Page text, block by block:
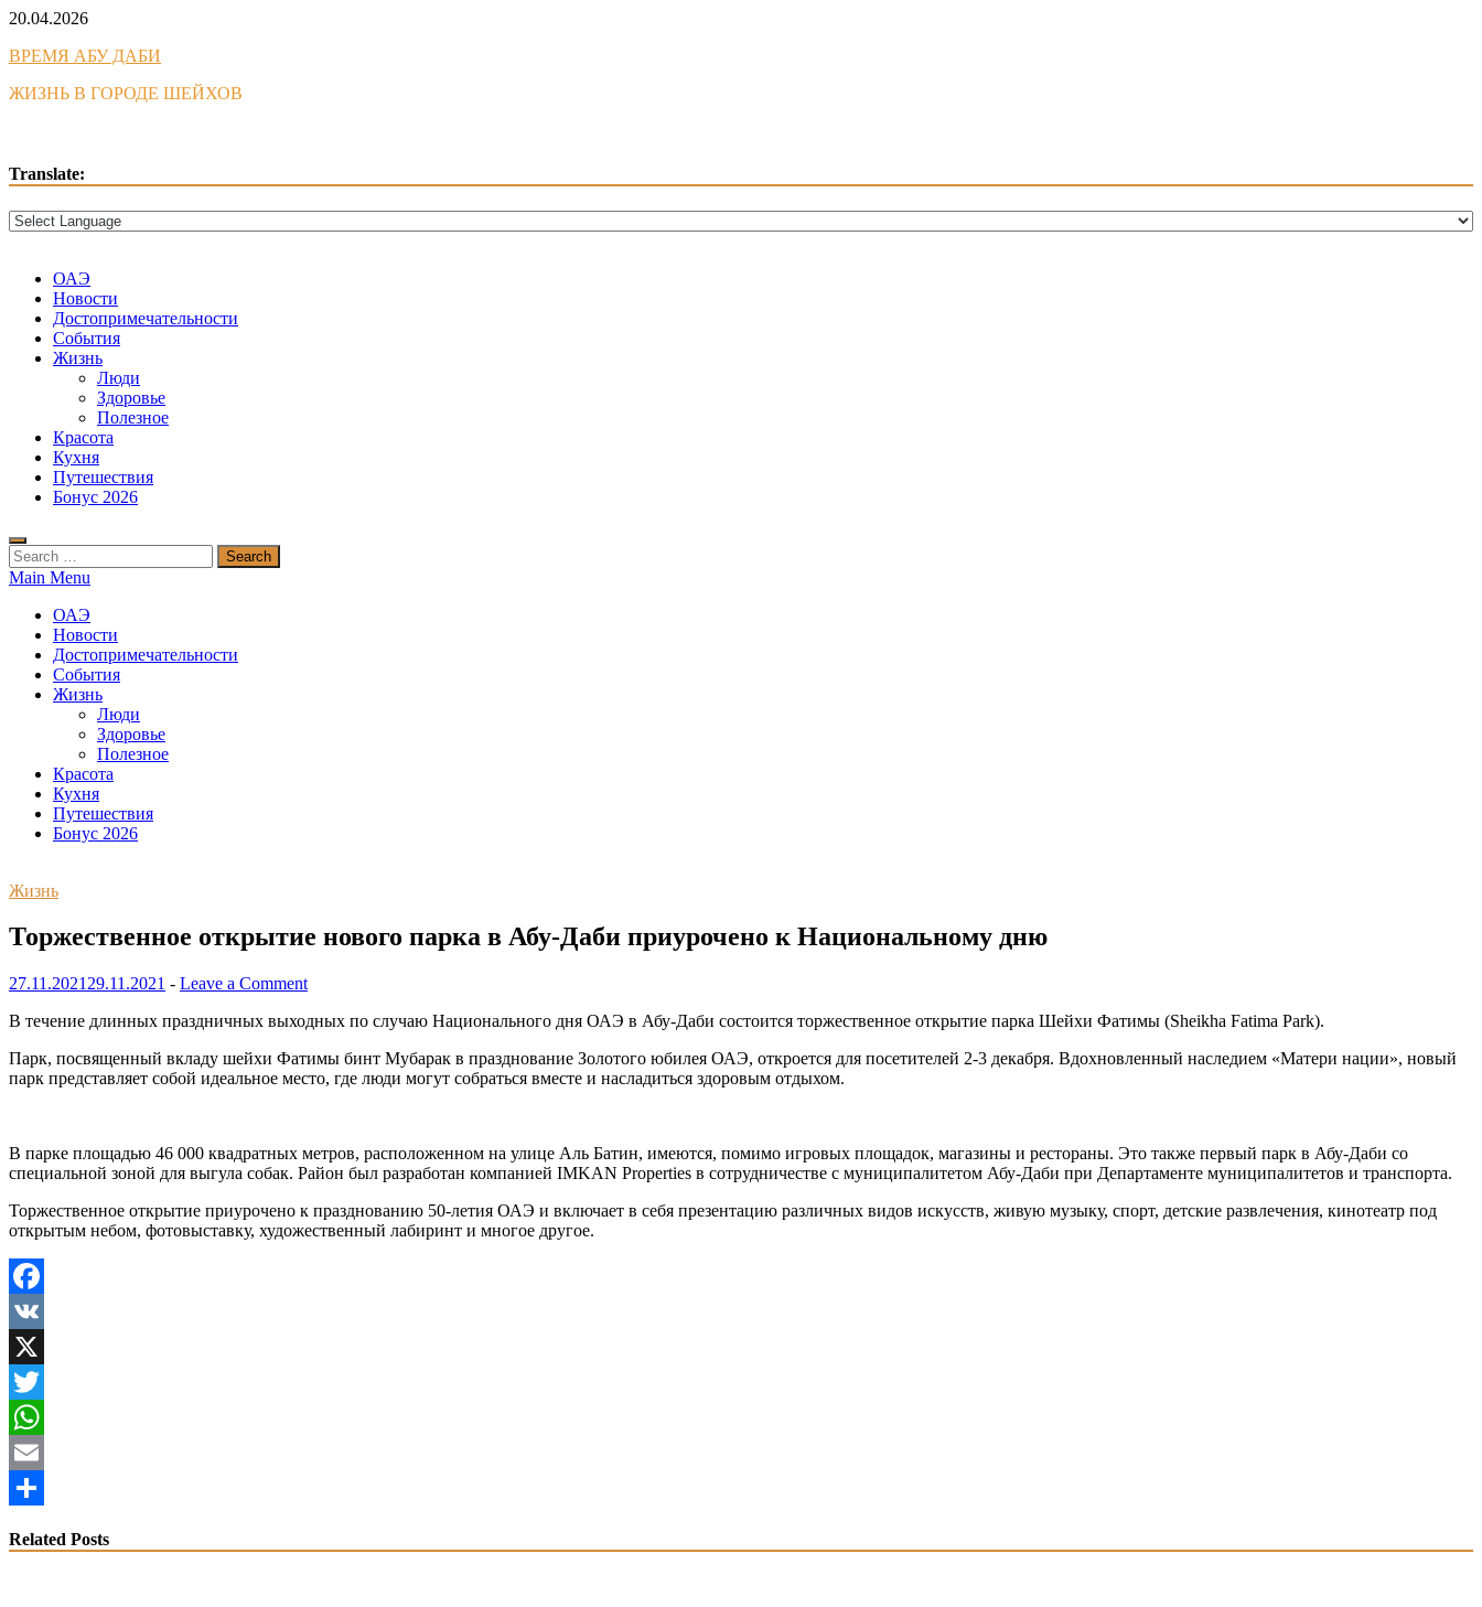
Skip
content
20.04.2026
ВРЕМЯ АБУ ДАБИ
ЖИЗНЬ В ГОРОДЕ ШЕЙХОВ
Translate:
ОАЭ
Новости
Достопримечательности
События
Жизнь
Люди
Здоровье
Полезное
Красота
Кухня
Путешествия
Бонус 2026
Search
for:
Main Menu
ОАЭ
Новости
Достопримечательности
События
Жизнь
Люди
Здоровье
Полезное
Красота
Кухня
Путешествия
Бонус 2026
Жизнь
Торжественное открытие нового парка в Абу-Даби приурочено к Национальному дню
27.11.2021 29.11.2021 - Leave a Comment
В течение длинных праздничных выходных по случаю Национального дня ОАЭ в Абу-Даби состоится торжественное открытие парка Шейхи Фатимы (Sheikha Fatima Park).
Парк, посвященный вкладу шейхи Фатимы бинт Мубарак в празднование Золотого юбилея ОАЭ, откроется для посетителей 2-3 декабря. Вдохновленный наследием «Матери нации», новый
парк представляет собой идеальное место, где люди могут собраться вместе и насладиться здоровым отдыхом.
В парке площадью 46 000 квадратных метров, расположенном на улице Аль Батин, имеются, помимо игровых площадок, магазины и рестораны. Это также первый парк в Абу-Даби со
специальной зоной для выгула собак. Район был разработан компанией IMKAN Properties в сотрудничестве с муниципалитетом Абу-Даби при Департаменте муниципалитетов и транспорта.
Торжественное открытие приурочено к празднованию 50-летия ОАЭ и включает в себя презентацию различных видов искусств, живую музыку, спорт, детские развлечения, кинотеатр под
открытым небом, фотовыставку, художественный лабиринт и многое другое.
Facebook
VK
X
Twitter
WhatsApp
Email
Related Posts